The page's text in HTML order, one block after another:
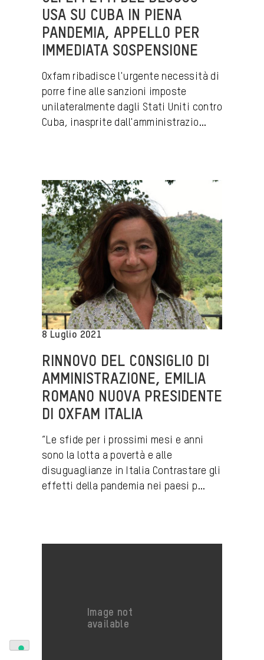
USA SU CUBA IN PIENA
PANDEMIA, APPELLO PER
IMMEDIATA SOSPENSIONE
Oxfam ribadisce l'urgente necessità di
porre fine alle sanzioni imposte
unilateralmente dagli Stati Uniti contro
Cuba, inasprite dall'amministrazio...
8 Luglio 2021
RINNOVO DEL CONSIGLIO DI
AMMINISTRAZIONE, EMILIA
ROMANO NUOVA PRESIDENTE
DI OXFAM ITALIA
“Le sfide per i prossimi mesi e anni
sono la lotta a povertà e alle
disuguaglianze in Italia Contrastare gli
effetti della pandemia nei paesi p...